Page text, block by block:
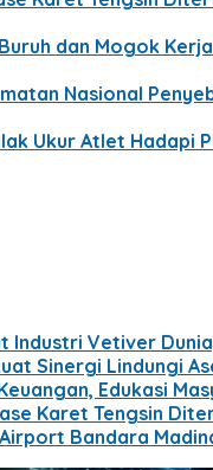
dan Mogok
Nasional
Ukur Atlet Hadapi
Industri Vetiver
Sinergi Lindungi
Edukasi
Karet Tengsin
Bandara